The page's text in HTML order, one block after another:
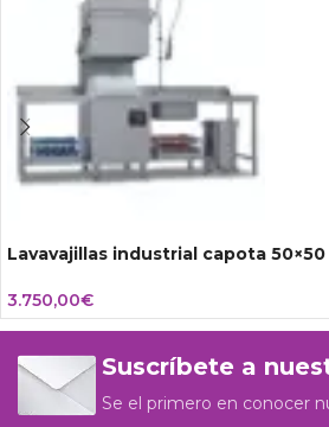
Lavavajillas industrial capota 50×50
3.750,00€
Suscríbete a
Se el primero en conocer